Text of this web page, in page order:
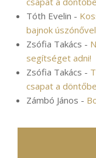
Tóth Evelin -
bajnok
Zsófia Takács -
segítséget adni!
Zsófia Takács -
csapat a döntőbe
Zámbó János -